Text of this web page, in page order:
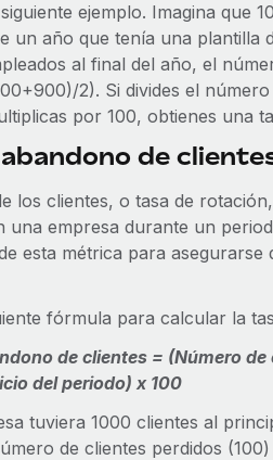
ejemplo. Imagina que
un año que tenía una plantilla
al final del año, el
2). Si divides el
por 100, obtienes una
de
los clientes, o tasa de
una empresa durante un
esta métrica para
fórmula para calcular la
de clientes = (Número
del periodo) x 100
tuviera 1000 clientes al
de clientes perdidos